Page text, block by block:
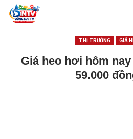
THỊ TRƯỜNG GIÁ
Giá heo hơi hôm nay
59.000